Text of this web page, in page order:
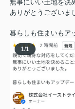
無事にいい土地を決
ありがとうございま
暮らしも住まいもア
1/1